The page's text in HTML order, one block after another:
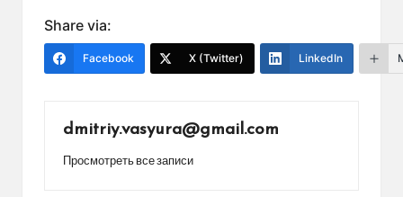
Share via:
Facebook X (Twitter) LinkedIn
dmitriy.vasyura@gmail.com
Просмотреть все записи